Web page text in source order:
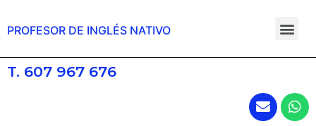
PROFESOR DE INGLÉS NATIVO
T. 607 967 676